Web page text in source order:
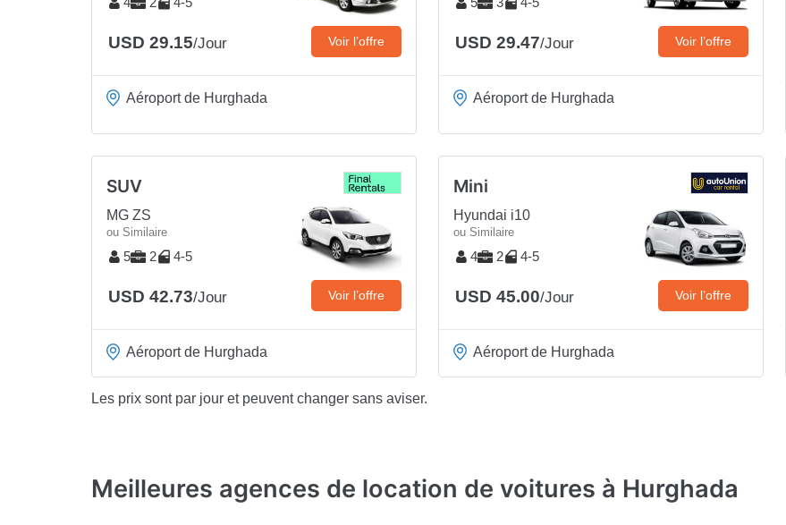
USD 29.15/Jour Voir l’offre
Aéroport de Hurghada
USD 29.47/Jour Voir l’offre
Aéroport de Hurghada
SUV
MG ZS
ou Similaire
5 2 4-5
USD 42.73/Jour Voir l’offre
Aéroport de Hurghada
Mini
Hyundai i10
ou Similaire
4 2 4-5
USD 45.00/Jour Voir l’offre
Aéroport de Hurghada
Les prix sont par jour et peuvent changer sans aviser.
Meilleures agences de location de voitures à Hurghada